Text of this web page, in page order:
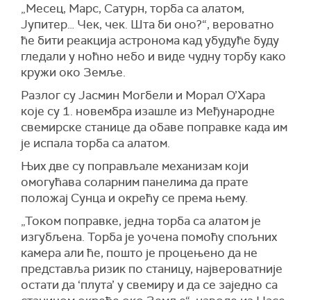
„Месец, Марс, Сатурн, торба са алатом,
Јупитер… Чек, чек. Шта би оно?“, вероватно
ће бити реакција астронома кад убудуће буду
гледали у ноћно небо и виде чудну торбу како
кружи око Земље.
Разлог су Јасмин Могбели и Морал О’Хара
које су 1. новембра изашле из Међународне
свемирске станице да обаве поправке када им
је испала торба са алатом.
Њих две су поправљале механизам који
омогућава соларним панелима да прате
положај Сунца и окрећу се према њему.
„Током поправке, једна торба са алатом је
изгубљена. Торба је уочена помоћу спољних
камера али ће, пошто је процењено да не
представља ризик по станицу, највероватније
остати да ‘плута’ у свемиру и да се заједно са